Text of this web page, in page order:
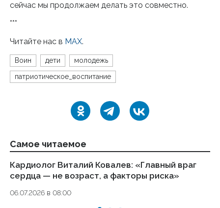
сейчас мы продолжаем делать это совместно.
***
Читайте нас в МАХ.
Воин дети молодежь
патриотическое_воспитание
Самое читаемое
Кардиолог Виталий Ковалев: «Главный враг
сердца — не возраст, а факторы риска»
06.07.2026 в 08:00